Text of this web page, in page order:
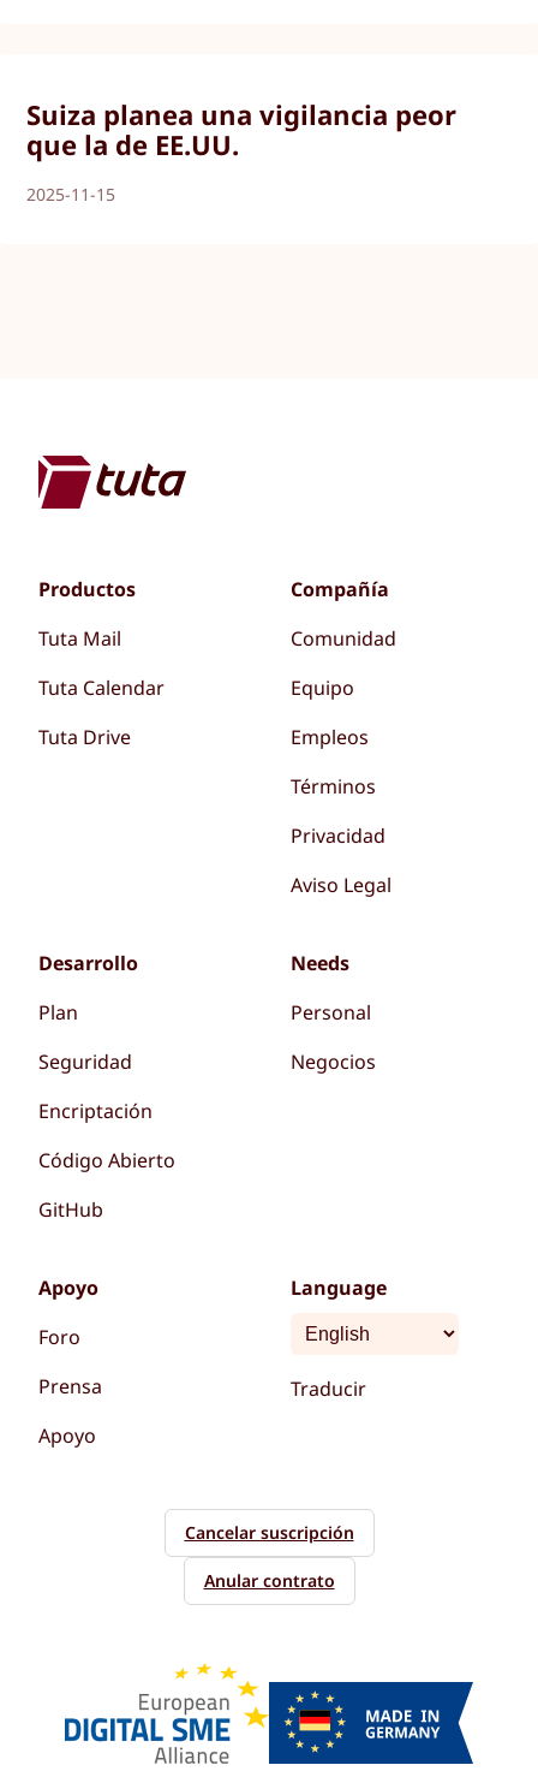
Suiza planea una vigilancia peor
que la de EE.UU.
2025-11-15
Productos
Tuta Mail
Tuta Calendar
Tuta Drive
Compañía
Comunidad
Equipo
Empleos
Términos
Privacidad
Aviso Legal
Desarrollo
Plan
Seguridad
Encriptación
Código Abierto
GitHub
Needs
Personal
Negocios
Apoyo
Foro
Prensa
Apoyo
Language
Traducir
Cancelar suscripción
Anular contrato